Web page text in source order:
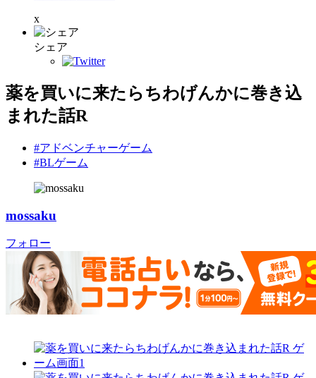
x
シェア
薬を買いに来たらちわげんかに巻き込
まれた話R
#アドベンチャーゲーム
#BLゲーム
mossaku
フォロー